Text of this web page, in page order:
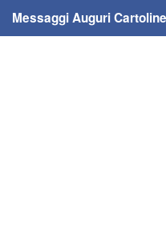
Messaggi Auguri Cartoline